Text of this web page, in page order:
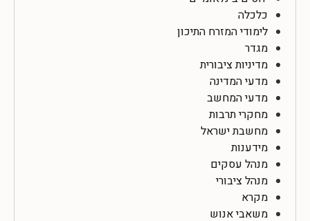
כלכלה
לימודי המזרח התיכון
מגדר
מדיניות ציבורית
מדעי המדינה
מדעי המחשב
מחקרי תרבות
מחשבת ישראל
מידענות
מנהל עסקים
מנהל ציבורי
מקרא
משאבי אנוש